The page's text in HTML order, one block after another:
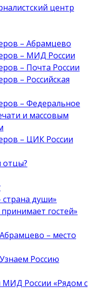
центр
– Абрамцево
– МИД России
– Почта России
– Российская
– Федеральное
и массовым
– ЦИК России
отцы?
страна души»
гостей»
– место
Россию
России «Рядом с